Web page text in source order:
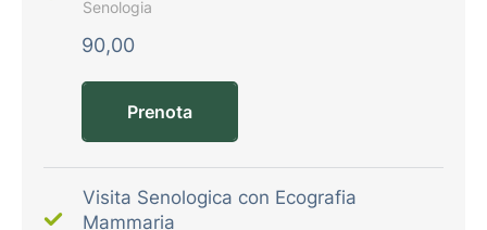
Senologia
90,00
Prenota
Visita Senologica con Ecografia
Mammaria